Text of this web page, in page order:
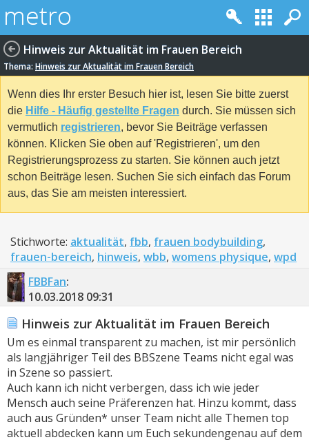
Hinweis zur Aktualität im Frauen Bereich
Thema: Hinweis zur Aktualität im Frauen Bereich
Wenn dies Ihr erster Besuch hier ist, lesen Sie bitte zuerst
die Hilfe - Häufig gestellte Fragen durch. Sie müssen sich
vermutlich registrieren, bevor Sie Beiträge verfassen
können. Klicken Sie oben auf 'Registrieren', um den
Registrierungsprozess zu starten. Sie können auch jetzt
schon Beiträge lesen. Suchen Sie sich einfach das Forum
aus, das Sie am meisten interessiert.
Stichworte: aktualität, fbb, frauen bodybuilding,
frauen-bereich, hinweis, wbb, womens physique, wpd
FBBFan:
10.03.2018 09:31
Hinweis zur Aktualität im Frauen Bereich
Um es einmal transparent zu machen, ist mir persönlich
als langjähriger Teil des BBSzene Teams nicht egal was
in Szene so passiert.
Auch kann ich nicht verbergen, dass ich wie jeder
Mensch auch seine Präferenzen hat. Hinzu kommt, dass
auch aus Gründen* unser Team nicht alle Themen top
aktuell abdecken kann um Euch sekundengenau auf dem